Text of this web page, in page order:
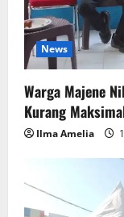
News
Warga Majene
Kurang
Ilma Amelia